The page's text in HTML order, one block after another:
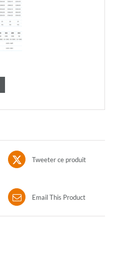
Tweeter ce produit
Email This Product